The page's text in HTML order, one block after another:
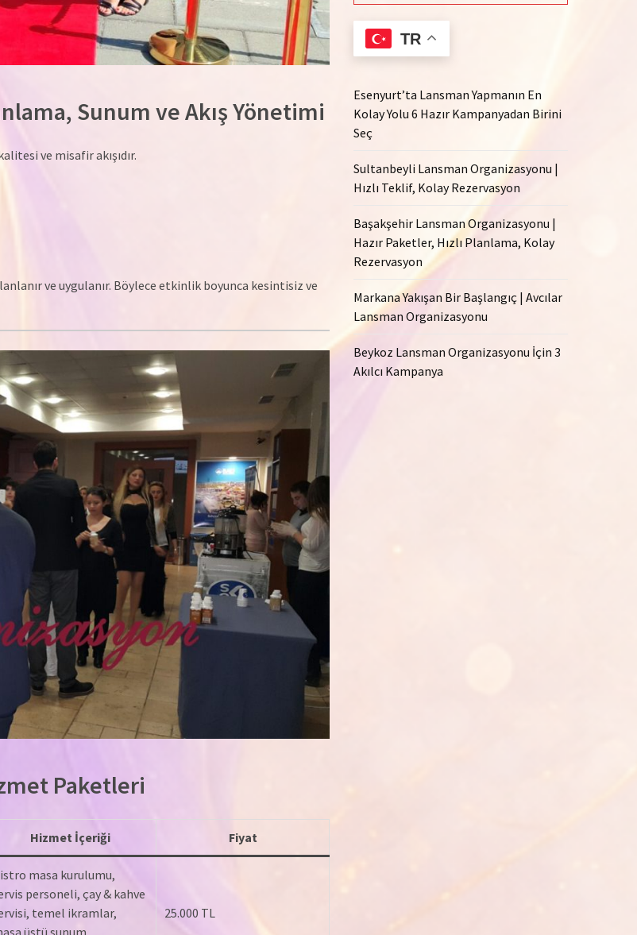
Sunum ve Akış Yönetimi
ve misafir akışıdır.
ve uygulanır. Böylece etkinlik boyunca kesintisiz ve
Paketleri
Hizmet İçeriği Fiyat
masa kurulumu,
personeli, çay & kahve
temel ikramlar,
25.000 TL
TR
Esenyurt’ta Lansman Yapmanın En
Kolay Yolu 6 Hazır Kampanyadan Birini
Seç
Sultanbeyli Lansman Organizasyonu |
Hızlı Teklif, Kolay Rezervasyon
Başakşehir Lansman Organizasyonu |
Hazır Paketler, Hızlı Planlama, Kolay
Rezervasyon
Markana Yakışan Bir Başlangıç | Avcılar
Lansman Organizasyonu
Beykoz Lansman Organizasyonu İçin 3
Akılcı Kampanya